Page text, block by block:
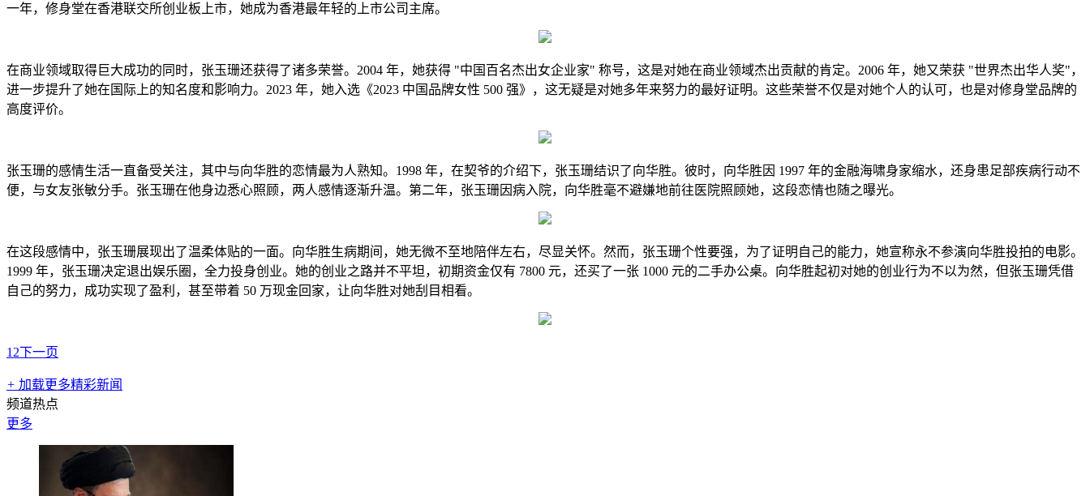
一年，修身堂在香港联交所创业板上市，她成为香港最年轻的上市公司主席。
在商业领域取得巨大成功的同时，张玉珊还获得了诸多荣誉。2004 年，她获得 "中国百名杰出女企业家" 称号，这是对她在商业领域杰出贡献的肯定。2006 年，她又荣获 "世界杰出华人奖"，
进一步提升了她在国际上的知名度和影响力。2023 年，她入选《2023 中国品牌女性 500 强》，这无疑是对她多年来努力的最好证明。这些荣誉不仅是对她个人的认可，也是对修身堂品牌的
高度评价。
张玉珊的感情生活一直备受关注，其中与向华胜的恋情最为人熟知。1998 年，在契爷的介绍下，张玉珊结识了向华胜。彼时，向华胜因 1997 年的金融海啸身家缩水，还身患足部疾病行动不
便，与女友张敏分手。张玉珊在他身边悉心照顾，两人感情逐渐升温。第二年，张玉珊因病入院，向华胜毫不避嫌地前往医院照顾她，这段恋情也随之曝光。
在这段感情中，张玉珊展现出了温柔体贴的一面。向华胜生病期间，她无微不至地陪伴左右，尽显关怀。然而，张玉珊个性要强，为了证明自己的能力，她宣称永不参演向华胜投拍的电影。
1999 年，张玉珊决定退出娱乐圈，全力投身创业。她的创业之路并不平坦，初期资金仅有 7800 元，还买了一张 1000 元的二手办公桌。向华胜起初对她的创业行为不以为然，但张玉珊凭借
自己的努力，成功实现了盈利，甚至带着 50 万现金回家，让向华胜对她刮目相看。
1 2下一页
+ 加载更多精彩新闻
频道热点
更多